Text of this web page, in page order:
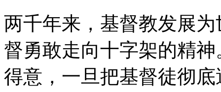
两千年来，基督教发展
督勇敢走向十字架的精
得意，一旦把基督徒彻